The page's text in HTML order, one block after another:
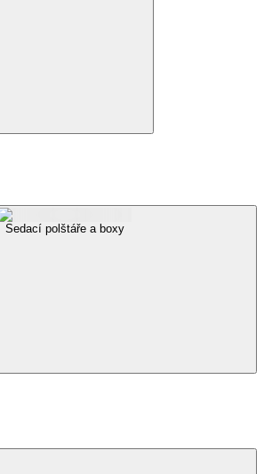
Sedací polštáře a boxy